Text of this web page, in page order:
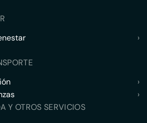
›
›
›
Y OTROS SERVICIOS